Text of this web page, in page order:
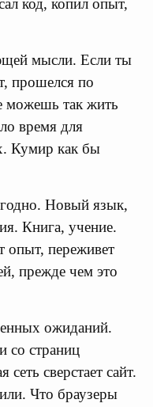
код, копил опыт,
мысли. Если ты
прошелся по
можешь так жить
время для
Кумир как бы
Новый язык,
Книга, учение.
опыт, переживет
прежде чем это
ожиданий.
со страниц
сверстает сайт.
Что браузеры